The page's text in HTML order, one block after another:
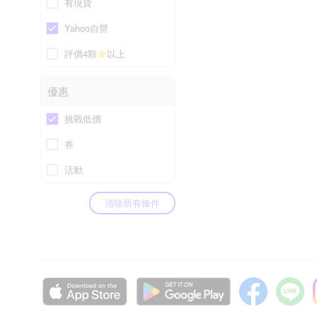
Yahoo自營
評價4顆
以上
優惠
挑戰低價
券
活動
清除所有條件